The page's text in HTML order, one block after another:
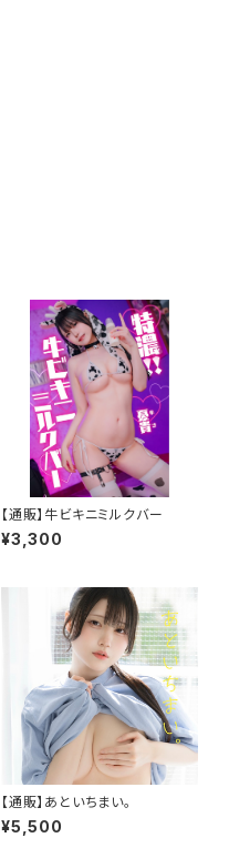
【通販】牛ビキニミルクバー
¥3,300
【通販】あといちまい。
¥5,500